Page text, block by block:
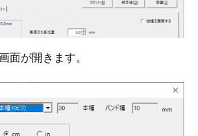
面が開きます。